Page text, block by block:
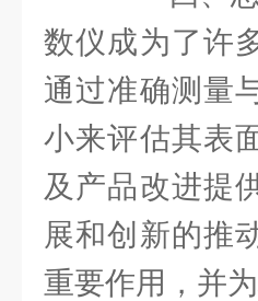
数仪成为了许
通过准确测量
小来评估其表
及产品改进提
展和创新的推
重要作用，并